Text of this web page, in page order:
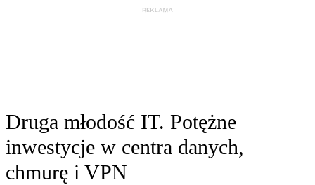
Druga młodość IT. Potężne
inwestycje w centra danych,
chmurę i VPN